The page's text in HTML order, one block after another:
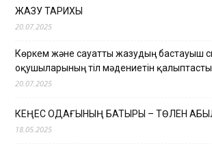
ЖАЗУ ТАРИХЫ
20.07.2025
Көркем және сауатты жазудың бастауыш
оқушыларының тіл мәдениетін
20.07.2025
КЕҢЕС ОДАҒЫНЫҢ БАТЫРЫ – ТӨЛЕН
18.05.2025